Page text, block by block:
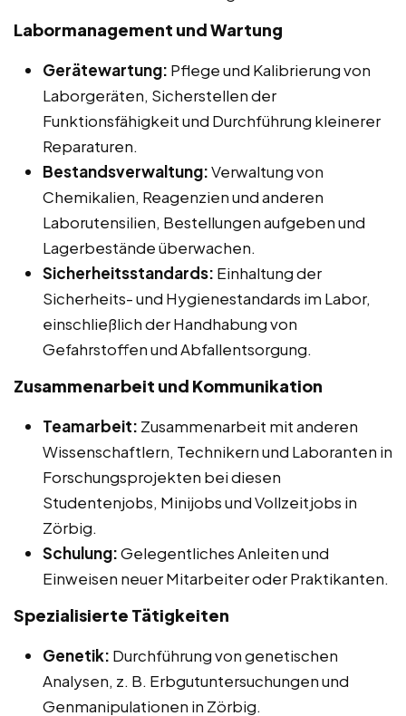
Labormanagement und Wartung
Gerätewartung: Pflege und Kalibrierung von
Laborgeräten, Sicherstellen der
Funktionsfähigkeit und Durchführung kleinerer
Reparaturen.
Bestandsverwaltung:Verwaltung von
Chemikalien, Reagenzien und anderen
Laborutensilien, Bestellungen aufgeben und
Lagerbestände überwachen.
Sicherheitsstandards: Einhaltung der
Sicherheits- und Hygienestandards im Labor,
einschließlich der Handhabung von
Gefahrstoffen und Abfallentsorgung.
Zusammenarbeit und Kommunikation
Teamarbeit: Zusammenarbeit mit anderen
Wissenschaftlern, Technikern und Laboranten in
Forschungsprojekten bei diesen
Studentenjobs, Minijobs und Vollzeitjobs in
Zörbig.
Schulung:Gelegentliches Anleiten und
Einweisen neuer Mitarbeiter oder Praktikanten.
Spezialisierte Tätigkeiten
Genetik: Durchführung von genetischen
Analysen, z. B. Erbgutuntersuchungen und
Genmanipulationen in Zörbig.